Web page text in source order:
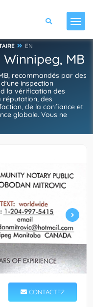
EN
MB
recommandés par des
inspection
la vérification des
réputation, des
de la confiance et
globale. Vous ne
CONTACTEZ